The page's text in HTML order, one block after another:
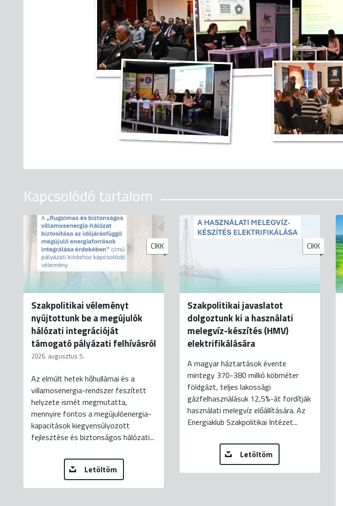
Kapcsolódó tartalom
CIKK
Szakpolitikai véleményt
nyújtottunk be a megújulók
hálózati integrációját
támogató pályázati felhívásról
2026. augusztus 5.
Az elmúlt hetek hőhullámai és a
villamosenergia-rendszer feszített
helyzete ismét megmutatta,
mennyire fontos a megújulóenergia-
kapacitások kiegyensúlyozott
fejlesztése és biztonságos hálózati...
Letöltöm
CIKK
Szakpolitikai javaslatot
dolgoztunk ki a használati
melegvíz-készítés (HMV)
elektrifikálására
A magyar háztartások évente
mintegy 370-380 millió köbméter
földgázt, teljes lakossági
gázfelhasználásuk 12,5%-át fordítják
használati melegvíz előállítására. Az
Energiaklub Szakpolitikai Intézet...
Letöltöm